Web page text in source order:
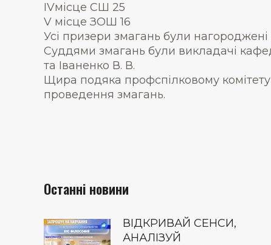
ІVмісце СШ 25
V місце ЗОШ 16
Усі призери змагань були
Суддями змагань були викладачі
та Іваненко В. В.
Щира подяка профспілковому
проведення змагань.
Останні новини
ВІДКРИВАЙ СЕНСИ,
АНАЛІЗУЙ